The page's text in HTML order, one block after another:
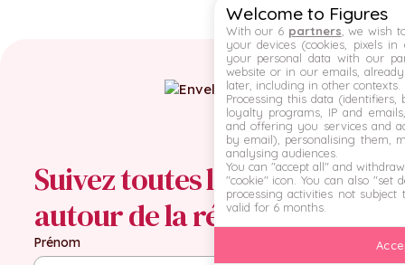
Suivez toutes les actualités
autour de la rémunération
Prénom
Welcome to Figures
With our 6 partners , we wish
your devices (cookies, pixels
your personal data with our
website or in our emails,
later, including in other contexts.
Processing this data (identifiers,
loyalty programs, IP and
and offering you services and
by email), personalising them,
analysing audiences.
You can "accept all" and
"cookie" icon . You can also "set
processing activities not subject
valid for 6 months.